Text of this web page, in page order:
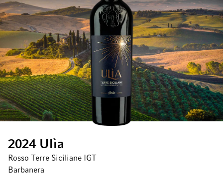
2024 Ulìa
Rosso Terre Siciliane IGT
Barbanera